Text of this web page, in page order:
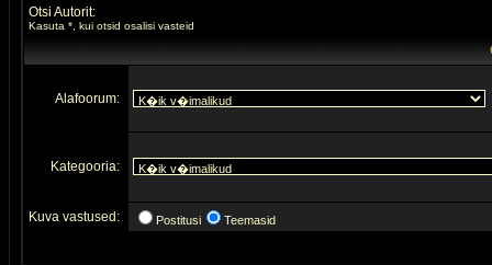
Otsi Autorit:
Kasuta *, kui otsid osalisi vasteid
Alafoorum:
Kategooria:
Kuva vastused: Postitusi Teemasid